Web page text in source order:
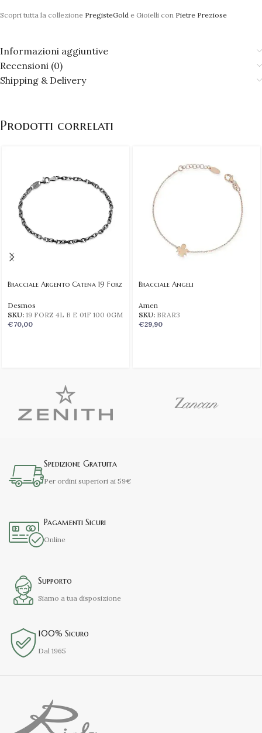
Scopri tutta la collezione PregisteGold e Gioielli con Pietre Preziose
Informazioni aggiuntive
Recensioni (0)
Shipping & Delivery
Prodotti correlati
Bracciale Argento Catena 19 Forz
Desmos
SKU: 19 FORZ 4L B E 01F 100 0GM
€70,00
Bracciale Angeli
Amen
SKU: BRAR3
€29,90
Spedizione Gratuita
Per ordini superiori ai 59€
Pagamenti Sicuri
Online
Supporto
Siamo a tua disposizione
100% Sicuro
Dal 1965